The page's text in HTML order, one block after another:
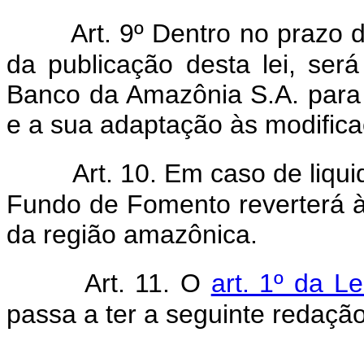
Art. 9º Dentro no prazo
da publicação desta lei,
Banco da Amazônia S.A.
e a sua adaptação às
Art. 10. Em caso de
Fundo de Fomento reverterá
da região amazônica.
Art. 11. O art. 1º da
passa a ter a seguinte